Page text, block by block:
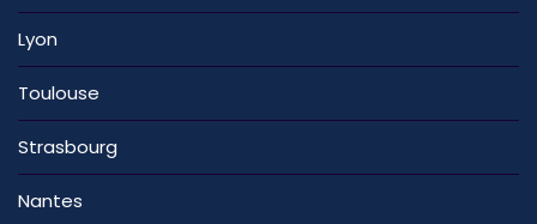
Lyon
Toulouse
Strasbourg
Nantes